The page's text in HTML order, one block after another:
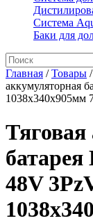
Система
Баки для
Главная /Товары /
аккумуляторная
1038x340x905мм
48V